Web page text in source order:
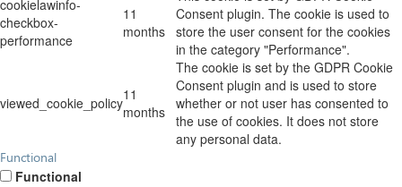
cookielawinfo-
checkbox-
performance
11
months
Consent plugin. The cookie is used to
store the user consent for the cookies
in the category "Performance".
viewed_cookie_policy11
months
The cookie is set by the GDPR Cookie
Consent plugin and is used to store
whether or not user has consented to
the use of cookies. It does not store
any personal data.
Functional
Functional